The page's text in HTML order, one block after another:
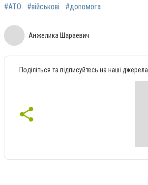
#АТО #військові #допомога
Анжелика Шараевич
Поділіться та підписуйтесь на наші джерела